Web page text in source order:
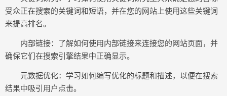
受众正在搜索的关键词和短语，并在您的网站上使用这些关键词
来提高排名。
内部链接：了解如何使用内部链接来连接您的网站页面，并
确保它们在搜索引擎结果中正确显示。
元数据优化：学习如何编写优化的标题和描述，以便在搜索
结果中吸引用户点击。